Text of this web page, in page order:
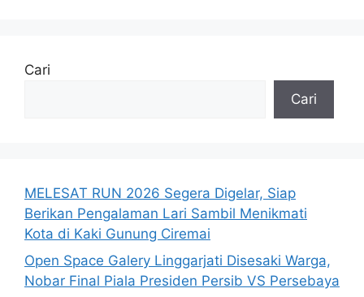
Cari
Cari
MELESAT RUN 2026 Segera Digelar, Siap
Berikan Pengalaman Lari Sambil Menikmati
Kota di Kaki Gunung Ciremai
Open Space Galery Linggarjati Disesaki Warga,
Nobar Final Piala Presiden Persib VS Persebaya